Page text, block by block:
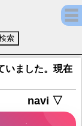
ド７２】キャ
いました。現在
navi ▽